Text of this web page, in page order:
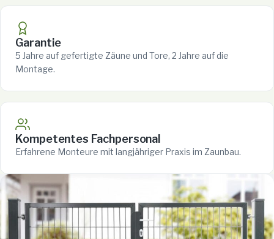
Garantie
5 Jahre auf gefertigte Zäune und Tore, 2 Jahre auf die
Montage.
Kompetentes Fachpersonal
Erfahrene Monteure mit langjähriger Praxis im Zaunbau.